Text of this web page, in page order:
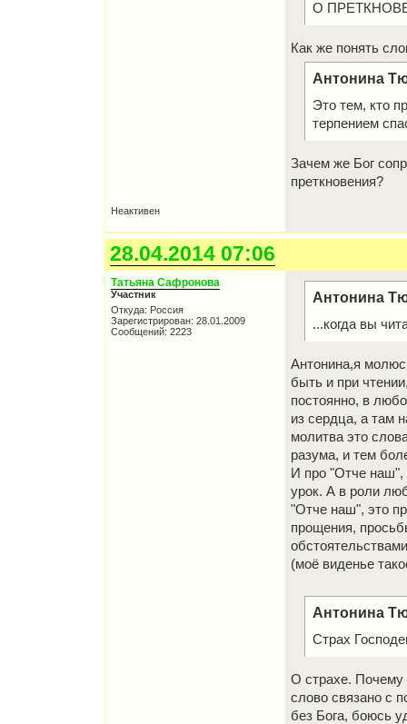
О
Как же понять
Антонина
Это тем, кто
терпением
Зачем же Бог
преткновения?
Неактивен
28.04.2014 07:06
Татьяна Сафронова
Участник
Откуда: Россия
Зарегистрирован: 28.01.2009
Сообщений: 2223
Антонина
...когда вы
Антонина,я
быть и при
постоянно, в
из сердца, а там
молитва это
разума, и тем
И про "Отче наш",
урок. А в роли
"Отче наш", это
прощения,
(моё виденье
Антонина
Страх
О страхе. Почему
слово связано с
без Бога, боюсь